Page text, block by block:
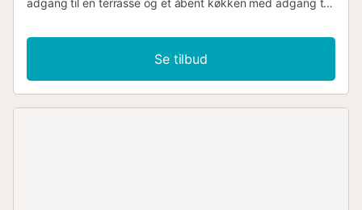
adgang til en terrasse og et åbent køkken med adgang til
dobbeltværelser, et af dem en suite, et andet badeværelse
med bruser og et loft med sofaer, ideelt som tv-stue eller
legerum og med egen terrasse. I kælderen er der
gæstebadeværelse og garage, hvor der også er
Se tilbud